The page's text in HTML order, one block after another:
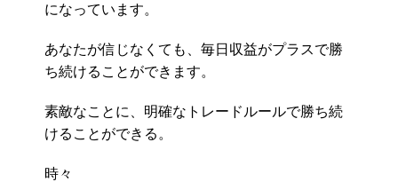
になっています。
あなたが信じなくても、毎日収益がプラスで勝
ち続けることができます。
素敵なことに、明確なトレードルールで勝ち続
けることができる。
時々